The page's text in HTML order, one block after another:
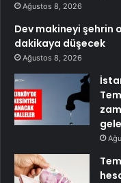
Ağustos 8, 2026
Dev makineyi şehrin
dakikaya düşecek
Ağustos 8, 2026